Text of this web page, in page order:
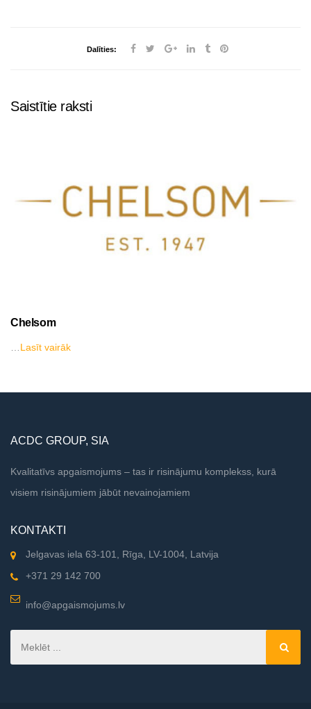
Dalīties:
Saistītie raksti
Chelsom
Lasīt vairāk
ACDC GROUP, SIA
Kvalitatīvs apgaismojums – tas ir risinājumu komplekss, kurā
visiem risinājumiem jābūt nevainojamiem
KONTAKTI
Jelgavas iela 63-101, Rīga, LV-1004, Latvija
+371 29 142 700
info@apgaismojums.lv